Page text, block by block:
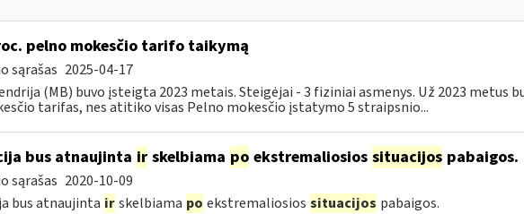
pelno mokesčio tarifo taikymą
sąrašas 2025-04-17
(MB) buvo įsteigta 2023 metais. Steigėjai - 3 fiziniai asmenys. Už 2023 metus
tarifas, nes atitiko visas Pelno mokesčio įstatymo 5 straipsnio...
bus atnaujinta irskelbiama po ekstremaliosios situacijos pabaigos.
sąrašas 2020-10-09
bus atnaujinta ir skelbiama po ekstremaliosios situacijos pabaigos.